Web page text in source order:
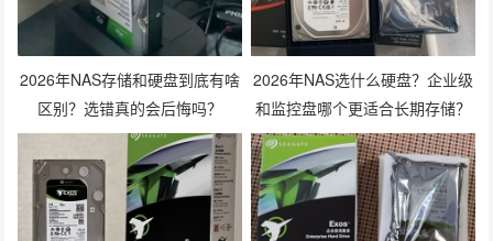
2026年NAS存储和硬盘到底有啥
区别？选错真的会后悔吗？
2026年NAS选什么硬盘？企业级
和监控盘哪个更适合长期存储？